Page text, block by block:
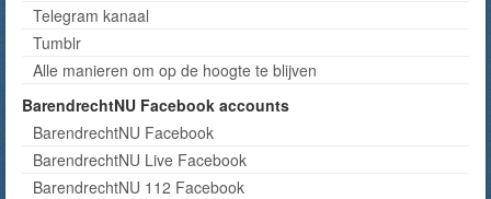
Telegram kanaal
Tumblr
Alle manieren om op de hoogte te blijven
BarendrechtNU Facebook accounts
BarendrechtNU Facebook
BarendrechtNU Live Facebook
BarendrechtNU 112 Facebook